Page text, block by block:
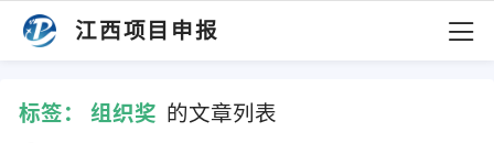
江西项目申报
标签： 组织奖 的文章列表